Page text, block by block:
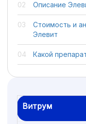
Описание
Стоимость и
Элевит
Какой
Витрум